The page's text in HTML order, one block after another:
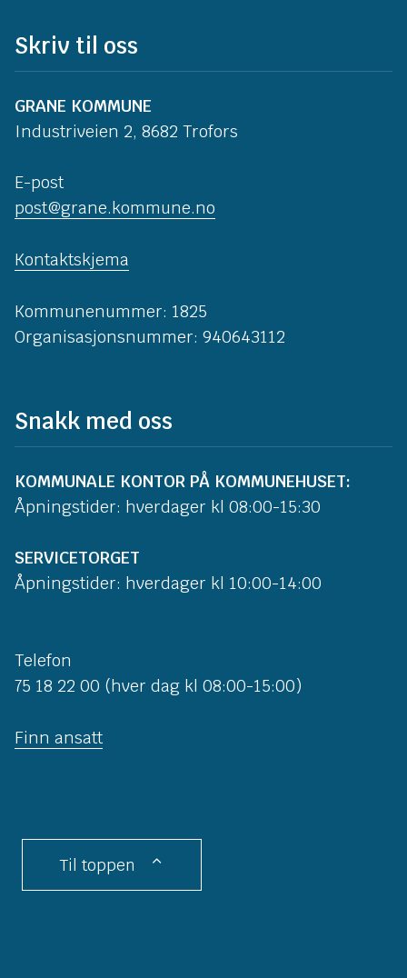
Skriv til oss
GRANE KOMMUNE
Industriveien 2, 8682 Trofors
E-post
post@grane.kommune.no
Kontaktskjema
Kommunenummer: 1825
Organisasjonsnummer: 940643112
Snakk med oss
KOMMUNALE KONTOR PÅ KOMMUNEHUSET:
Åpningstider: hverdager kl 08:00-15:30
SERVICETORGET
Åpningstider: hverdager kl 10:00-14:00
Telefon
75 18 22 00 (hver dag kl 08:00-15:00)
Finn ansatt
Til toppen